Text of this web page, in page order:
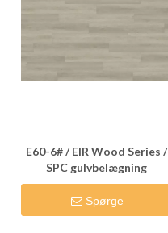
E60-6# / EIR Wood Series /
SPC gulvbelægning
Spørge